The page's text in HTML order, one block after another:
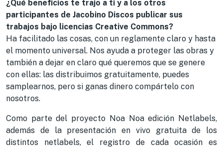
¿Qué beneficios te trajo a ti y a los otros
participantes de Jacobino Discos publicar sus
trabajos bajo licencias Creative Commons?
Ha facilitado las cosas, con un reglamente claro y hasta
el momento universal. Nos ayuda a proteger las obras y
también a dejar en claro qué queremos que se genere
con ellas: las distribuimos gratuitamente, puedes
samplearnos, pero si ganas dinero compártelo con
nosotros.
Como parte del proyecto Noa Noa edición Netlabels,
además de la presentación en vivo gratuita de los
distintos netlabels, el registro de cada ocasión es